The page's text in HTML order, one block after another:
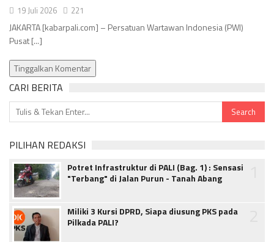
19 Juli 2026 221
JAKARTA [kabarpali.com] – Persatuan Wartawan Indonesia (PWI)
Pusat [...]
Tinggalkan Komentar
CARI BERITA
PILIHAN REDAKSI
Potret Infrastruktur di PALI (Bag. 1) : Sensasi
"Terbang" di Jalan Purun - Tanah Abang
Miliki 3 Kursi DPRD, Siapa diusung PKS pada
Pilkada PALI?